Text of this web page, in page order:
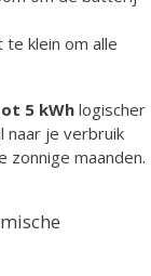
klein om alle
5 kWh logischer
naar je verbruik
zonnige maanden.